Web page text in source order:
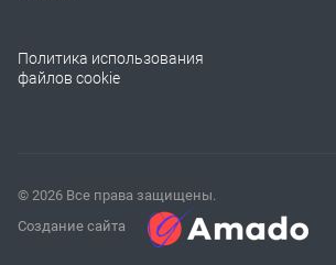
Политика использования
файлов cookie
© 2026 Все права защищены.
Создание сайта